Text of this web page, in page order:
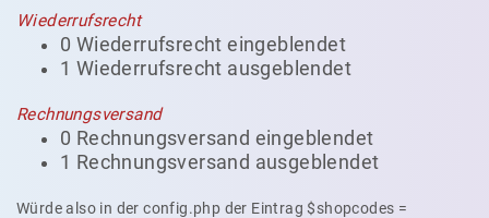
Wiederrufsrecht
0 Wiederrufsrecht eingeblendet
1 Wiederrufsrecht ausgeblendet
Rechnungsversand
0 Rechnungsversand eingeblendet
1 Rechnungsversand ausgeblendet
Würde also in der config.php der Eintrag $shopcodes =